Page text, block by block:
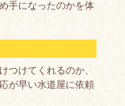
手になったのかを体
つけてくれるのか、
が早い水道屋に依頼